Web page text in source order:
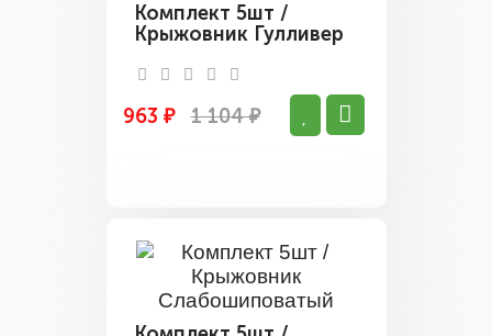
Комплект 5шт /
Крыжовник Гулливер
963 ₽ 1 104 ₽